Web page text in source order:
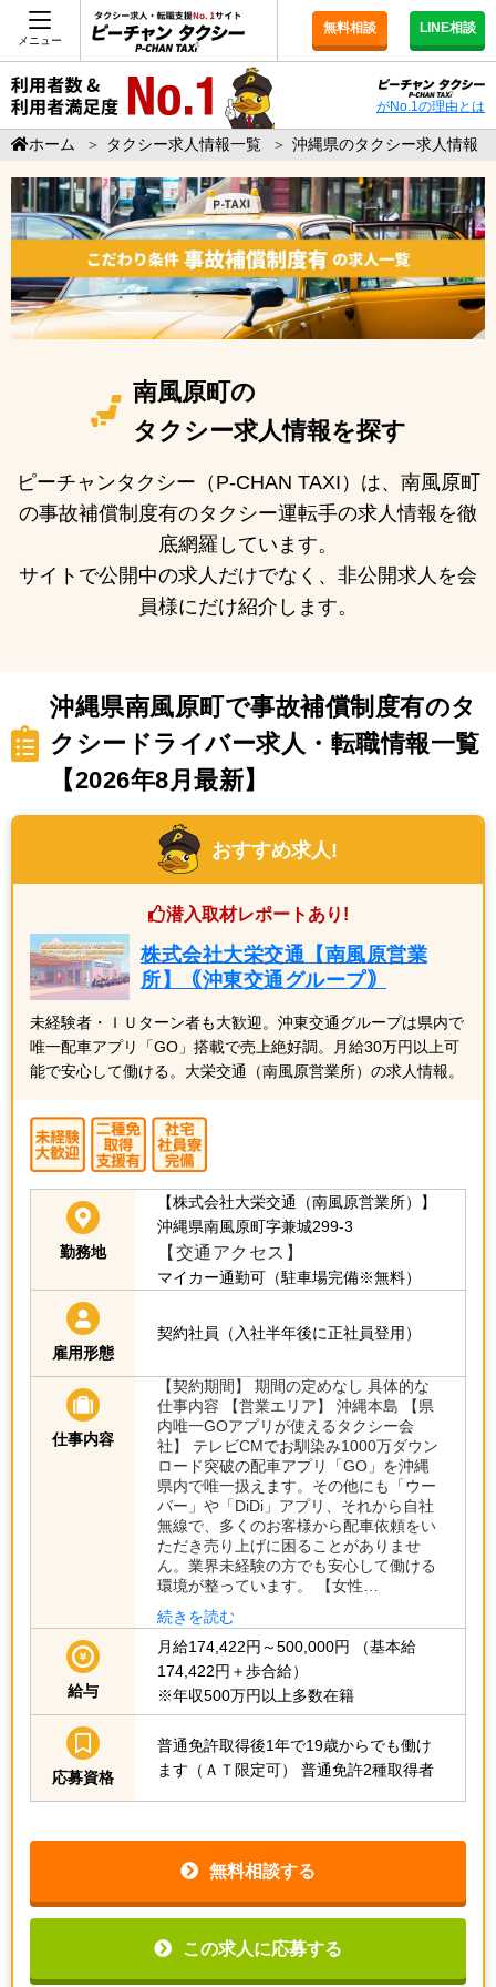
メニュー
無料相談 LINE相談
がNo.1の理由とは
ホーム ＞ タクシー求人情報一覧 ＞ 沖縄県のタクシー求人情報
南風原町の
タクシー求人情報を探す
ピーチャンタクシー（P-CHAN TAXI）は、南風原町
の事故補償制度有のタクシー運転手の求人情報を徹
底網羅しています。
サイトで公開中の求人だけでなく、非公開求人を会
員様にだけ紹介します。
沖縄県南風原町で事故補償制度有のタ
クシードライバー求人・転職情報一覧
【2026年8月最新】
おすすめ求人!
潜入取材レポートあり!
株式会社大栄交通【南風原営業
所】｟沖東交通グループ｠
未経験者・ＩＵターン者も大歓迎。沖東交通グループは県内で
唯一配車アプリ「GO」搭載で売上絶好調。月給30万円以上可
能で安心して働ける。大栄交通（南風原営業所）の求人情報。
勤務地
【株式会社大栄交通（南風原営業所）】
沖縄県南風原町字兼城299-3
【交通アクセス】
マイカー通勤可（駐車場完備※無料）
雇用形態
契約社員（入社半年後に正社員登用）
仕事内容
【契約期間】 期間の定めなし 具体的な
仕事内容 【営業エリア】 沖縄本島 【県
内唯一GOアプリが使えるタクシー会
社】 テレビCMでお馴染み1000万ダウン
ロード突破の配車アプリ「GO」を沖縄
県内で唯一扱えます。その他にも「ウー
バー」や「DiDi」アプリ、それから自社
無線で、多くのお客様から配車依頼をい
ただき売り上げに困ることがありませ
ん。業界未経験の方でも安心して働ける
環境が整っています。 【女性…
続きを読む
給与
月給174,422円～500,000円
（基本給
174,422円＋歩合給）
※年収500万円以上多数在籍
応募資格
普通免許取得後1年で19歳からでも働け
ます（ＡＴ限定可）
普通免許2種取得者
無料相談する
この求人に応募する